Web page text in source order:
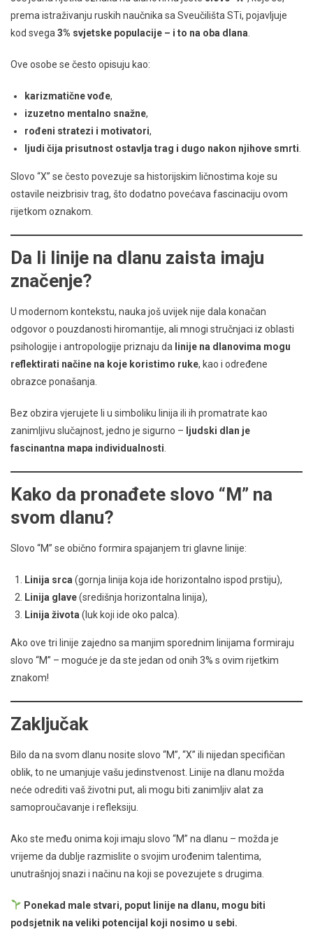
prema istraživanju ruskih naučnika sa Sveučilišta STi, pojavljuje
kod svega 3% svjetske populacije – i to na oba dlana
Ove osobe se često opisuju kao:
karizmatične vođe,
izuzetno mentalno snažne,
rođeni stratezi i motivatori,
ljudi čija prisutnost ostavlja trag i dugo nakon njihove smrti
Slovo “X” se često povezuje sa historijskim ličnostima koje su
ostavile neizbrisiv trag, što dodatno povećava fascinaciju ovom
rijetkom oznakom.
Da li linije na dlanu zaista imaju
značenje?
U modernom kontekstu, nauka još uvijek nije dala konačan
odgovor o pouzdanosti hiromantije, ali mnogi stručnjaci iz oblasti
psihologije i antropologije priznaju da linije na dlanovima mogu
reflektirati načine na koje koristimo ruke, kao i određene
obrazce ponašanja.
Bez obzira vjerujete li u simboliku linija ili ih promatrate kao
zanimljivu slučajnost, jedno je sigurno – ljudski dlan je
fascinantna mapa individualnosti
Kako da pronađete slovo “M” na
svom dlanu?
Slovo “M” se obično formira spajanjem tri glavne linije:
Linija srca (gornja linija koja ide horizontalno ispod prstiju),
Linija glave(središnja horizontalna linija),
Linija života (luk koji ide oko palca).
Ako ove tri linije zajedno sa manjim sporednim linijama formiraju
slovo “M” – moguće je da ste jedan od onih 3% s ovim rijetkim
znakom!
Zaključak
Bilo da na svom dlanu nosite slovo “M”, “X” ili nijedan specifičan
oblik, to ne umanjuje vašu jedinstvenost. Linije na dlanu možda
neće odrediti vaš životni put, ali mogu biti zanimljiv alat za
samoproučavanje i refleksiju.
Ako ste među onima koji imaju slovo “M” na dlanu – možda je
vrijeme da dublje razmislite o svojim urođenim talentima,
unutrašnjoj snazi i načinu na koji se povezujete s drugima.
Ponekad male stvari, poput linije na dlanu, mogu biti
podsjetnik na veliki potencijal koji nosimo u sebi.